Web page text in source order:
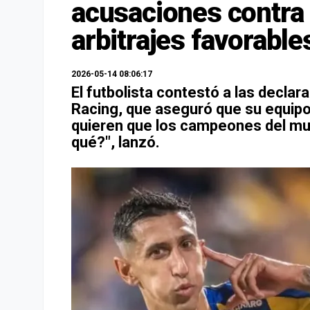
acusaciones
arbitrajes
2026-05-14 08:06:17
El futbolista contestó a las
Racing, que aseguró que su
quieren que los campeones del
qué?", lanzó.